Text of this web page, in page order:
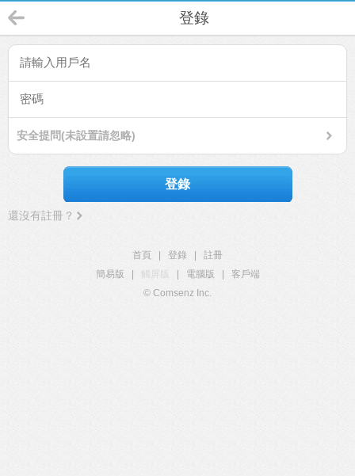
登錄
安全提問(未設置請忽略)
登錄
還沒有註冊？
首頁 登錄
註冊
簡易版
觸屏版 電腦版
客戶端
© Comsenz Inc.